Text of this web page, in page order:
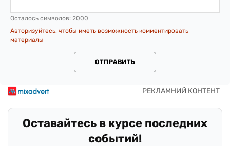
Осталось символов: 2000
Авторизуйтесь, чтобы иметь возможность комментировать
материалы
ОТПРАВИТЬ
Оставайтесь в курсе последних
событий!